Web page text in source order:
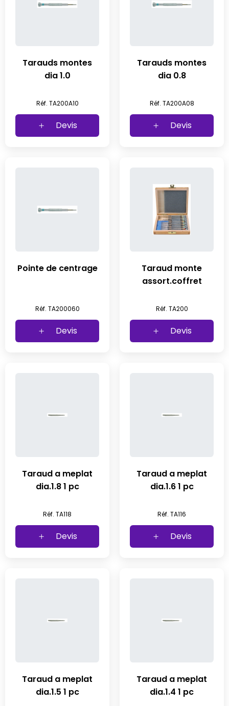
Tarauds montes
dia 1.0
Réf. TA200A10
Devis
Tarauds montes
dia 0.8
Réf. TA200A08
Devis
Pointe de centrage
Réf. TA200060
Devis
Taraud monte
assort.coffret
Réf. TA200
Devis
Taraud a meplat
dia.1.8 1 pc
Réf. TA118
Devis
Taraud a meplat
dia.1.6 1 pc
Réf. TA116
Devis
Taraud a meplat
dia.1.5 1 pc
Taraud a meplat
dia.1.4 1 pc